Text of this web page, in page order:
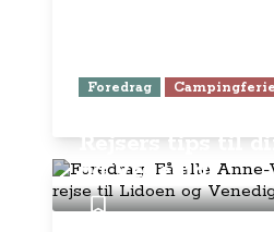
Foredrag
Rejsers tips til
og Venedig